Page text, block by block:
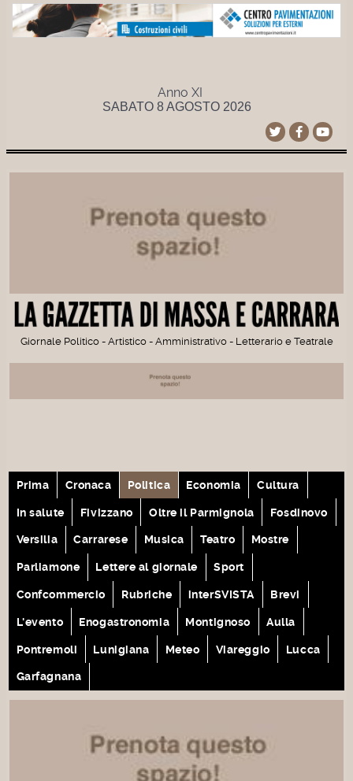
Anno XI
SABATO 8 AGOSTO 2026
Giornale Politico - Artistico - Amministrativo - Letterario e Teatrale
Prima Cronaca Politica Economia Cultura
In salute Fivizzano Oltre il Parmignola Fosdinovo
Versilia Carrarese Musica Teatro Mostre
Parliamone Lettere al giornale Sport
Confcommercio Rubriche interSVISTA Brevi
L'evento Enogastronomia Montignoso Aulla
Pontremoli Lunigiana Meteo Viareggio Lucca
Garfagnana